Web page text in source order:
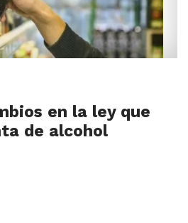
en la ley que
de alcohol